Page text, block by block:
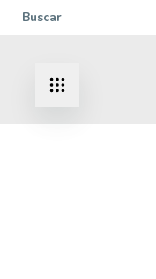
Buscar